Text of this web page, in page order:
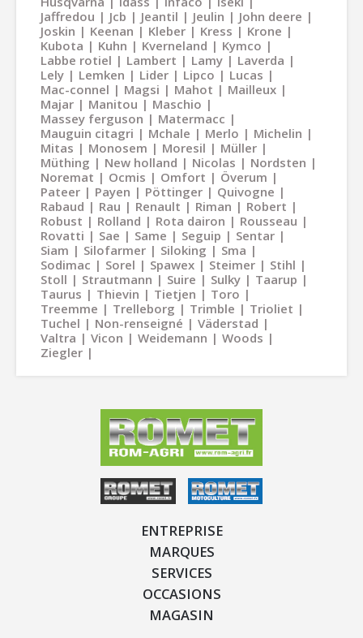
Jaffredou
Jcb Jeantil Jeulin
John deere
Joskin
Keenan Kleber Kress
Krone
Kubota
Kuhn Kverneland
Kymco
Labbe rotiel
Lambert Lamy
Laverda
Lely
Lemken Lider Lipco
Lucas
Mac-connel
Magsi Mahot
Mailleux
Majar
Manitou
Maschio
Massey ferguson
Matermacc
Mauguin citagri
Mchale Merlo
Michelin
Mitas
Monosem Moresil
Müller
Müthing
New holland Nicolas
Nordsten
Noremat
Ocmis Omfort
Överum
Pateer
Payen Pöttinger
Quivogne
Rabaud
Rau Renault Riman
Robert
Robust
Rolland Rota dairon
Rousseau
Rovatti
Sae Same Seguip
Sentar
Siam
Silofarmer Siloking
Sma
Sodimac
Sorel Spawex Steimer
Stihl
Stoll
Strautmann Suire Sulky
Taarup
Taurus
Thievin Tietjen
Toro
Treemme
Trelleborg Trimble
Trioliet
Tuchel
Non-renseigné
Väderstad
Valtra
Vicon Weidemann
Woods
Ziegler
ENTREPRISE
MARQUES
SERVICES
OCCASIONS
MAGASIN